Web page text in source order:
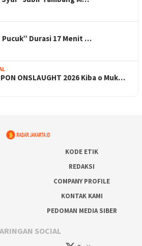
Pucuk” Durasi 17 Menit …
ONSLAUGHT 2026 Kiba o Muk…
KODE ETIK
REDAKSI
COMPANY PROFILE
KONTAK KAMI
PEDOMAN MEDIA SIBER
SOCIAL